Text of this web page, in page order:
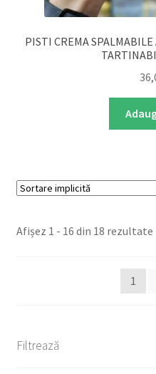
PISTI CREMA
Afișez 1 - 16 din 18 rezultate
1
Filtrează